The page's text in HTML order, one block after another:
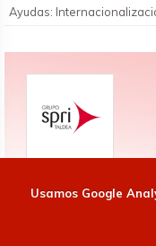
Ayudas:
Agencia vasca
Usamos Google